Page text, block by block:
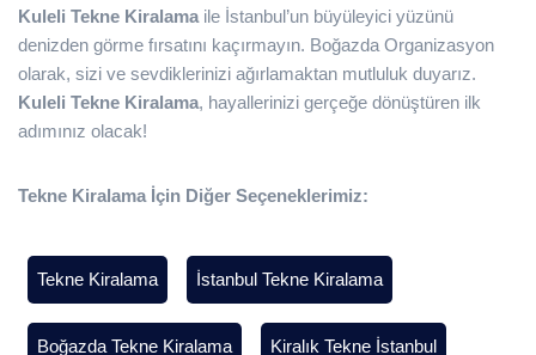
Kuleli Tekne Kiralama ile İstanbul’un büyüleyici yüzünü
denizden görme fırsatını kaçırmayın. Boğazda Organizasyon
olarak, sizi ve sevdiklerinizi ağırlamaktan mutluluk duyarız.
Kuleli Tekne Kiralama, hayallerinizi gerçeğe dönüştüren ilk
adımınız olacak!
Tekne Kiralama İçin Diğer Seçeneklerimiz:
Tekne Kiralama İstanbul Tekne Kiralama
Boğazda Tekne Kiralama Kiralık Tekne İstanbul